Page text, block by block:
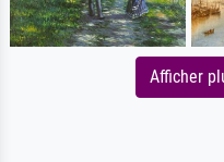
Afficher